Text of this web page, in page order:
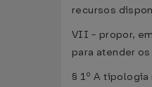
recursos
VII - propor,
para atender
§ 1º A